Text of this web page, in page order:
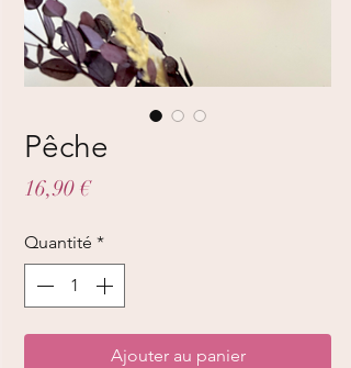
Pêche
16,90 €Prix
Quantité *
Ajouter au panier